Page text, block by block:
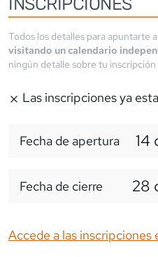
Todos los detalles para apuntarte
visitando un calendario
ningún detalle sobre tu inscripción
Las inscripciones ya
Fecha de apertura 14
Fecha de cierre 28
Accede a las inscripciones